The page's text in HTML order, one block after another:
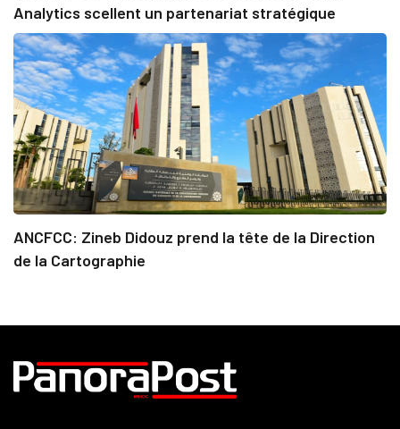
Analytics scellent un partenariat stratégique
ANCFCC: Zineb Didouz prend la tête de la Direction
de la Cartographie